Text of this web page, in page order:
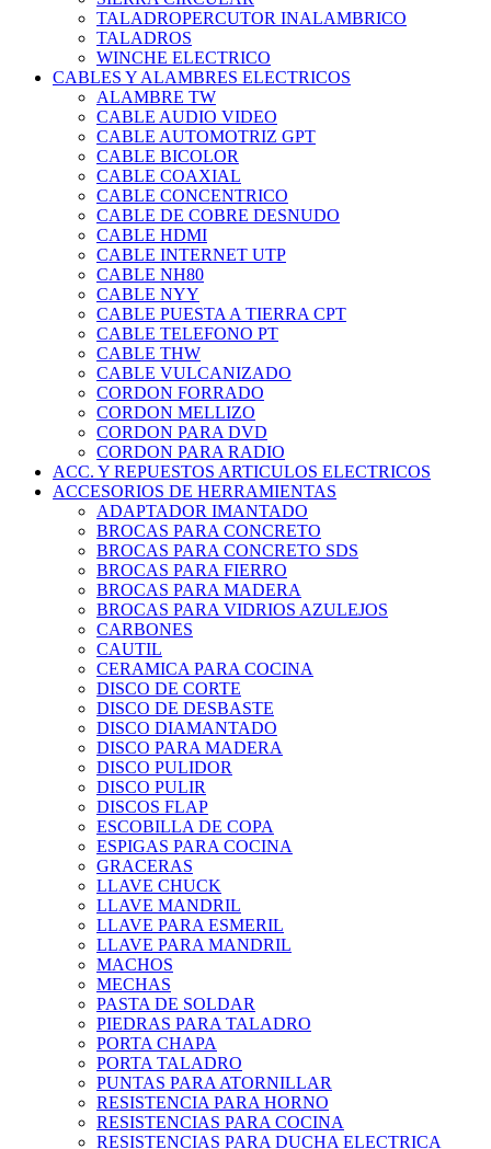
TALADROPERCUTOR INALAMBRICO
TALADROS
WINCHE ELECTRICO
CABLES Y ALAMBRES ELECTRICOS
ALAMBRE TW
CABLE AUDIO VIDEO
CABLE AUTOMOTRIZ GPT
CABLE BICOLOR
CABLE COAXIAL
CABLE CONCENTRICO
CABLE DE COBRE DESNUDO
CABLE HDMI
CABLE INTERNET UTP
CABLE NH80
CABLE NYY
CABLE PUESTA A TIERRA CPT
CABLE TELEFONO PT
CABLE THW
CABLE VULCANIZADO
CORDON FORRADO
CORDON MELLIZO
CORDON PARA DVD
CORDON PARA RADIO
ACC. Y REPUESTOS ARTICULOS ELECTRICOS
ACCESORIOS DE HERRAMIENTAS
ADAPTADOR IMANTADO
BROCAS PARA CONCRETO
BROCAS PARA CONCRETO SDS
BROCAS PARA FIERRO
BROCAS PARA MADERA
BROCAS PARA VIDRIOS AZULEJOS
CARBONES
CAUTIL
CERAMICA PARA COCINA
DISCO DE CORTE
DISCO DE DESBASTE
DISCO DIAMANTADO
DISCO PARA MADERA
DISCO PULIDOR
DISCO PULIR
DISCOS FLAP
ESCOBILLA DE COPA
ESPIGAS PARA COCINA
GRACERAS
LLAVE CHUCK
LLAVE MANDRIL
LLAVE PARA ESMERIL
LLAVE PARA MANDRIL
MACHOS
MECHAS
PASTA DE SOLDAR
PIEDRAS PARA TALADRO
PORTA CHAPA
PORTA TALADRO
PUNTAS PARA ATORNILLAR
RESISTENCIA PARA HORNO
RESISTENCIAS PARA COCINA
RESISTENCIAS PARA DUCHA ELECTRICA